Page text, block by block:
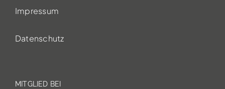
Impressum
Datenschutz
MITGLIED BEI